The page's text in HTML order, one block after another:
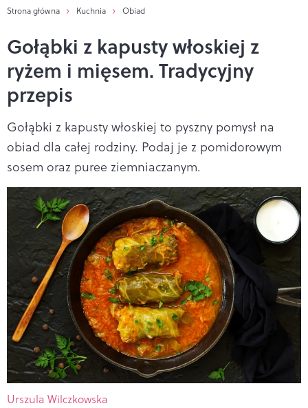
Strona główna Kuchnia Obiad
Gołąbki z kapusty włoskiej z
ryżem i mięsem. Tradycyjny
przepis
Gołąbki z kapusty włoskiej to pyszny pomysł na
obiad dla całej rodziny. Podaj je z pomidorowym
sosem oraz puree ziemniaczanym.
Urszula Wilczkowska